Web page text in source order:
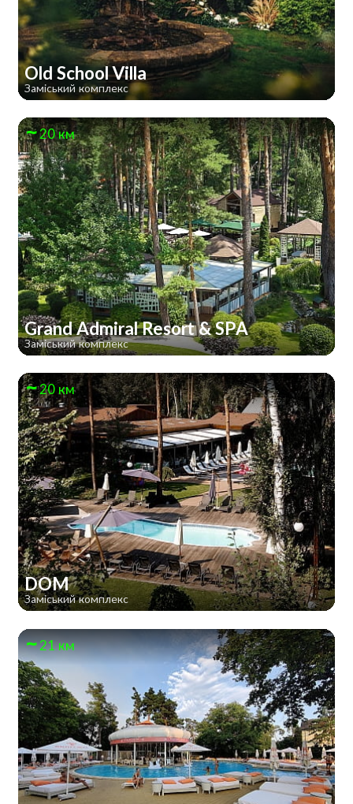
Old School Villa
Заміський комплекс
20 км
Grand Admiral Resort & SPA
Заміський комплекс
20 км
DOM
Заміський комплекс
21 км